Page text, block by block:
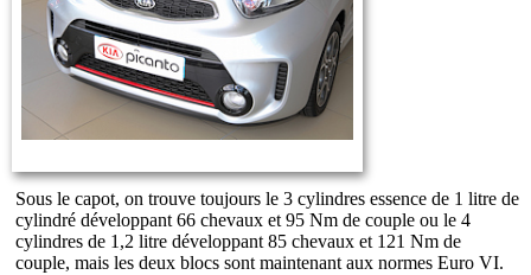
Sous le capot, on trouve toujours le 3 cylindres essence de 1 litre de
cylindré développant 66 chevaux et 95 Nm de couple ou le 4
cylindres de 1,2 litre développant 85 chevaux et 121 Nm de
couple, mais les deux blocs sont maintenant aux normes Euro VI.